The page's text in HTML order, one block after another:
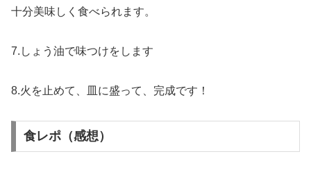
十分美味しく食べられます。
7.しょう油で味つけをします
8.火を止めて、皿に盛って、完成です！
食レポ（感想）